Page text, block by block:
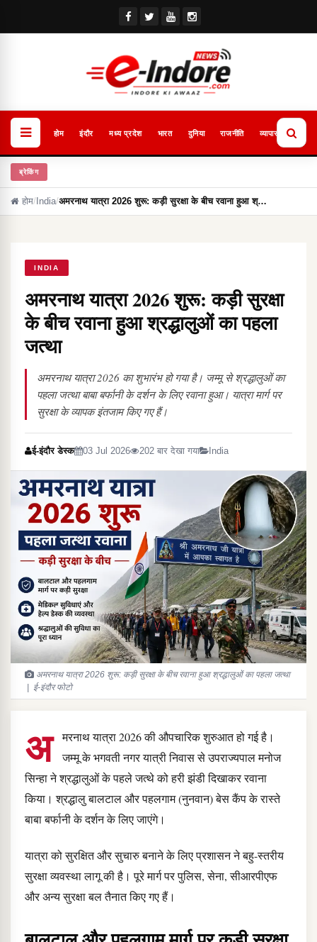
होम इंदौर मध्य प्रदेश भारत दुनिया राजनीति व्यापार खेल
ब्रेकिंग
होम/ India/अमरनाथ यात्रा 2026 शुरू: कड़ी सुरक्षा के बीच रवाना हुआ श्…
INDIA
अमरनाथ यात्रा 2026 शुरू: कड़ी सुरक्षा
के बीच रवाना हुआ श्रद्धालुओं का पहला
जत्था
अमरनाथ यात्रा 2026 का शुभारंभ हो गया है। जम्मू से श्रद्धालुओं का
पहला जत्था बाबा बर्फानी के दर्शन के लिए रवाना हुआ। यात्रा मार्ग पर
सुरक्षा के व्यापक इंतजाम किए गए हैं।
ई-इंदौर डेस्क 03 Jul 2026 202 बार देखा गया India
अमरनाथ यात्रा 2026 शुरू: कड़ी सुरक्षा के बीच रवाना हुआ श्रद्धालुओं का पहला जत्था
| ई-इंदौर फोटो
अ
मरनाथ यात्रा 2026 की औपचारिक शुरुआत हो गई है।
जम्मू के भगवती नगर यात्री निवास से उपराज्यपाल मनोज
सिन्हा ने श्रद्धालुओं के पहले जत्थे को हरी झंडी दिखाकर रवाना
किया। श्रद्धालु बालटाल और पहलगाम (नुनवान) बेस कैंप के रास्ते
बाबा बर्फानी के दर्शन के लिए जाएंगे।
यात्रा को सुरक्षित और सुचारु बनाने के लिए प्रशासन ने बहु-स्तरीय
सुरक्षा व्यवस्था लागू की है। पूरे मार्ग पर पुलिस, सेना, सीआरपीएफ
और अन्य सुरक्षा बल तैनात किए गए हैं।